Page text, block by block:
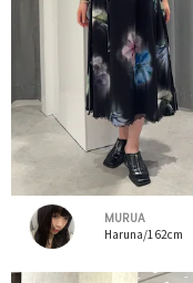
MURUA
Haruna/162cm